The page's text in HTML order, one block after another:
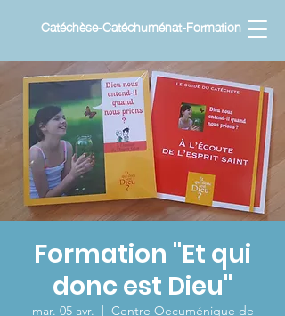
Catéchèse-Catéchuménat-Formation
Formation "Et qui
donc est Dieu"
mar. 05 avr.
  |
Centre Oecuménique de